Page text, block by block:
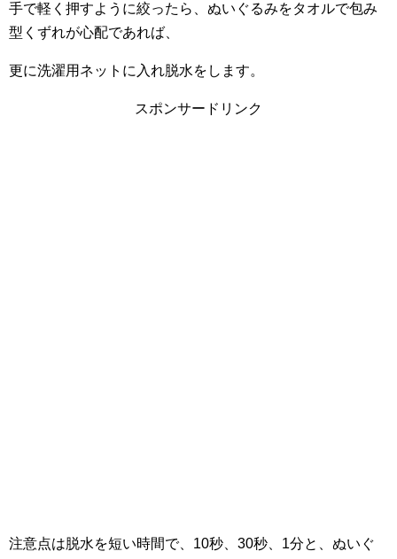
手で軽く押すように絞ったら、ぬいぐるみをタオルで包み
型くずれが心配であれば、
更に洗濯用ネットに入れ脱水をします。
スポンサードリンク
注意点は脱水を短い時間で、10秒、30秒、1分と、ぬいぐ